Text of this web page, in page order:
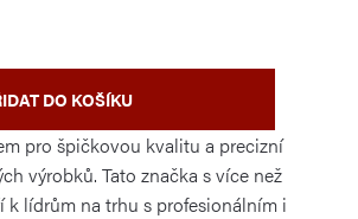
DO KOŠÍKU
pro špičkovou kvalitu a precizní
výrobků. Tato značka s více než
k lídrům na trhu s profesionálním i